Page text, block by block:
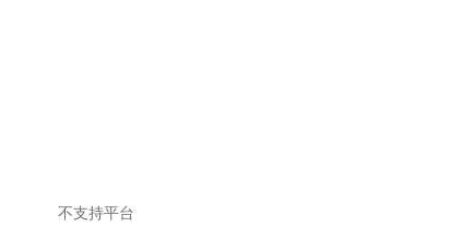
不支持平台